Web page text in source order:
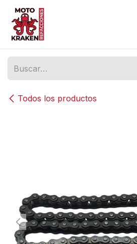
Ir al contenido
Todos los productos